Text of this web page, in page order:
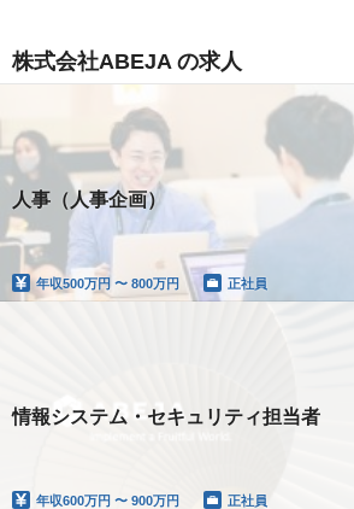
株式会社ABEJA の求人
人事（人事企画）
年収500万円 〜 800万円 正社員
情報システム・セキュリティ担当者
年収600万円 〜 900万円 正社員